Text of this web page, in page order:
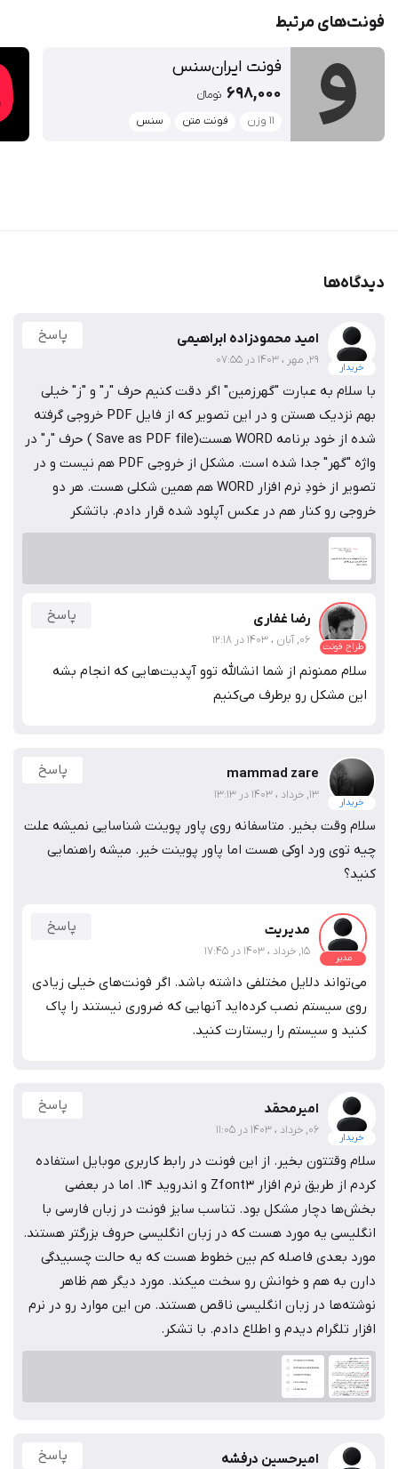
فونت‌‌های مرتبط
فونت ایران‌سنس
698,000 تومان‫ء‬‫
۱۱ وزن
فونت متن سنس
دیدگاه‌ها
خریدار
امید محمودزاده ابراهیمی
29, مهر ، 1403 در 07:55
پاسخ
با سلام به عبارت "گهرزمین" اگر دقت کنیم حرف "ر" و "ز" خیلی
بهم نزدیک هستن و در این تصویر که از فایل PDF خروجی گرفته
شده از خود برنامه WORD هست(Save as PDF file ) حرف "ر" در
واژه "گهر" جدا شده است. مشکل از خروجی PDF هم نیست و در
تصویر از خودِ نرم افزار WORD هم همین شکلی هست. هر دو
خروجی رو کنار هم در عکس آپلود شده قرار دادم. باتشکر
طراح فونت
رضا غفاری
06, آبان ، 1403 در 12:18
پاسخ
سلام ممنونم از شما انشالله توو آپدیت‌هایی که انجام بشه
این مشکل رو برطرف می‌کنیم
خریدار
mammad zare
13, خرداد ، 1403 در 13:13
پاسخ
سلام وقت بخیر. متاسفانه روی پاور پوینت شناسایی نمیشه علت
چیه توی ورد اوکی هست اما پاور پوینت خیر. میشه راهنمایی
کنید؟
مدیر
مدیریت
15, خرداد ، 1403 در 17:45
پاسخ
می‌تواند دلایل مختلفی داشته باشد. اگر فونت‌های خیلی زیادی
روی سیستم نصب کرده‌اید آنهایی که ضروری نیستند را پاک
کنید و سیستم را ریستارت کنید.
خریدار
امیرمحمّد
06, خرداد ، 1403 در 11:05
پاسخ
سلام وقتتون بخیر. از این فونت در رابط کاربری موبایل استفاده
کردم از طریق نرم افزار Zfont3 و اندروید ۱۴. اما در بعضی
بخش‌ها دچار مشکل بود. تناسب سایز فونت در زبان فارسی با
انگلیسی یه مورد هست که در زبان انگلیسی حروف بزرگتر هستند.
مورد بعدی فاصله کم بین خطوط هست که یه حالت چسبیدگی
دارن به هم و خوانش رو سخت میکند. مورد دیگر هم ظاهر
نوشته‌ها در زبان انگلیسی ناقص هستند. من این موارد رو در نرم
افزار تلگرام دیدم و اطلاع دادم. با تشکر.
امیرحسین درفشه پاسخ